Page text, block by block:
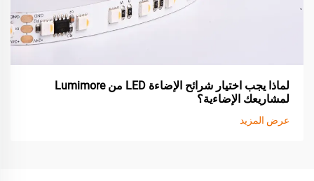
لماذا يجب اختيار شرائح الإضاءة LED من Lumimore
لمشاريعك الإضاءية؟
عرض المزيد